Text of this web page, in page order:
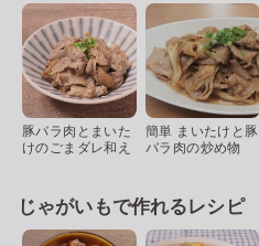
豚バラ肉とまいた
けのごまダレ和え
簡単 まいたけと豚
バラ肉の炒め物
じゃがいもで作れるレシピ